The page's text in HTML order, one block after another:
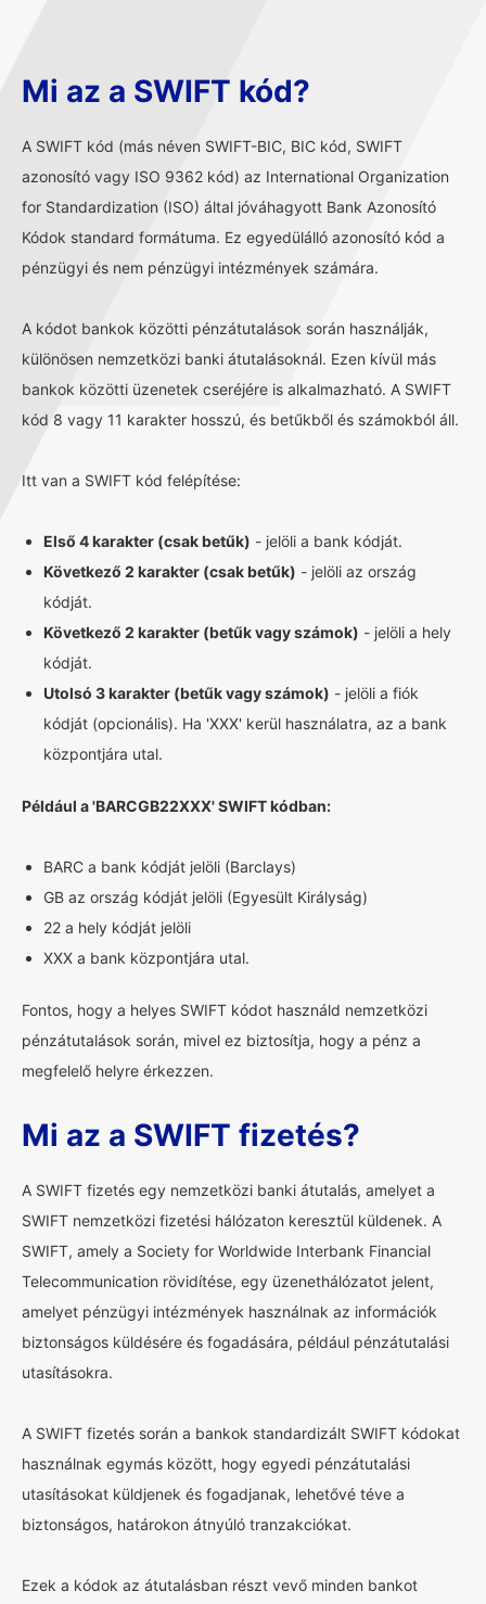
Mi az a SWIFT kód?
A SWIFT kód (más néven SWIFT-BIC, BIC kód, SWIFT
azonosító vagy ISO 9362 kód) az International Organization
for Standardization (ISO) által jóváhagyott Bank Azonosító
Kódok standard formátuma. Ez egyedülálló azonosító kód a
pénzügyi és nem pénzügyi intézmények számára.
A kódot bankok közötti pénzátutalások során használják,
különösen nemzetközi banki átutalásoknál. Ezen kívül más
bankok közötti üzenetek cseréjére is alkalmazható. A SWIFT
kód 8 vagy 11 karakter hosszú, és betűkből és számokból áll.
Itt van a SWIFT kód felépítése:
Első 4 karakter (csak betűk) - jelöli a bank kódját.
Következő 2 karakter (csak betűk) - jelöli az ország
kódját.
Következő 2 karakter (betűk vagy számok) - jelöli a hely
kódját.
Utolsó 3 karakter (betűk vagy számok) - jelöli a fiók
kódját (opcionális). Ha 'XXX' kerül használatra, az a bank
központjára utal.
Például a 'BARCGB22XXX' SWIFT kódban:
BARC a bank kódját jelöli (Barclays)
GB az ország kódját jelöli (Egyesült Királyság)
22 a hely kódját jelöli
XXX a bank központjára utal.
Fontos, hogy a helyes SWIFT kódot használd nemzetközi
pénzátutalások során, mivel ez biztosítja, hogy a pénz a
megfelelő helyre érkezzen.
Mi az a SWIFT fizetés?
A SWIFT fizetés egy nemzetközi banki átutalás, amelyet a
SWIFT nemzetközi fizetési hálózaton keresztül küldenek. A
SWIFT, amely a Society for Worldwide Interbank Financial
Telecommunication rövidítése, egy üzenethálózatot jelent,
amelyet pénzügyi intézmények használnak az információk
biztonságos küldésére és fogadására, például pénzátutalási
utasításokra.
A SWIFT fizetés során a bankok standardizált SWIFT kódokat
használnak egymás között, hogy egyedi pénzátutalási
utasításokat küldjenek és fogadjanak, lehetővé téve a
biztonságos, határokon átnyúló tranzakciókat.
Ezek a kódok az átutalásban részt vevő minden bankot